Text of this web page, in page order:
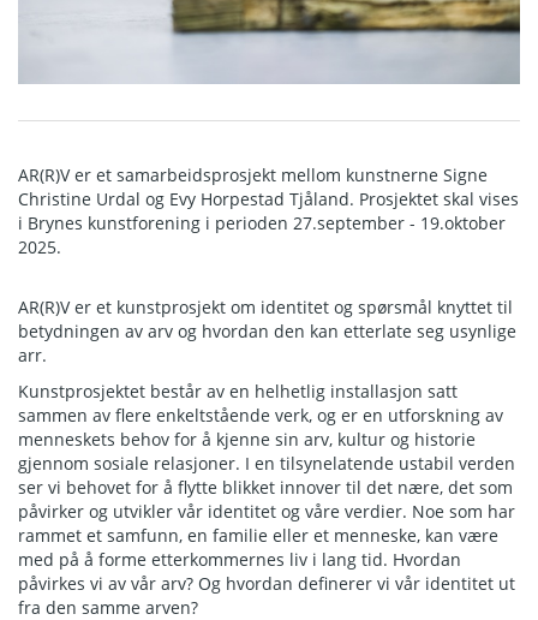
AR(R)V er et samarbeidsprosjekt mellom kunstnerne Signe
Christine Urdal og Evy Horpestad Tjåland. Prosjektet skal vises
i Brynes kunstforening i perioden 27.september - 19.oktober
2025.
AR(R)V er et kunstprosjekt om identitet og spørsmål knyttet til
betydningen av arv og hvordan den kan etterlate seg usynlige
arr.
Kunstprosjektet består av en helhetlig installasjon satt
sammen av flere enkeltstående verk, og er en utforskning av
menneskets behov for å kjenne sin arv, kultur og historie
gjennom sosiale relasjoner. I en tilsynelatende ustabil verden
ser vi behovet for å flytte blikket innover til det nære, det som
påvirker og utvikler vår identitet og våre verdier. Noe som har
rammet et samfunn, en familie eller et menneske, kan være
med på å forme etterkommernes liv i lang tid. Hvordan
påvirkes vi av vår arv? Og hvordan definerer vi vår identitet ut
fra den samme arven?